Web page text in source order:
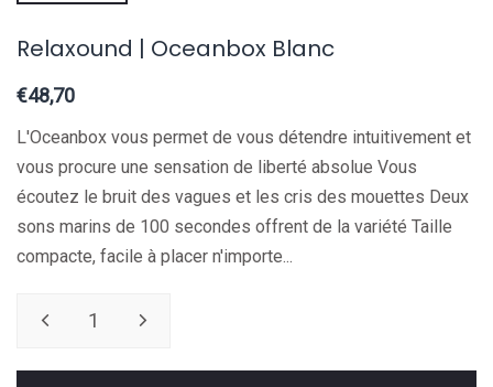
Relaxound | Oceanbox Blanc
€48,70
L'Oceanbox vous permet de vous détendre intuitivement et
vous procure une sensation de liberté absolue Vous
écoutez le bruit des vagues et les cris des mouettes Deux
sons marins de 100 secondes offrent de la variété Taille
compacte, facile à placer n'importe...